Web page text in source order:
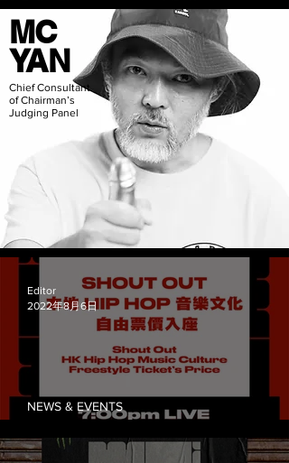
MC
YAN
Chief Consultant
of Chairman’s
Judging Panel
NEWS & EVENTS
Editor
2022年8月6日